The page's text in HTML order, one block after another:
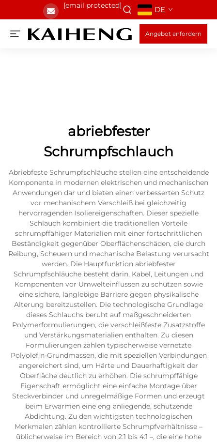
[email protected] DE
Angebot anfordern
abriebfester
Schrumpfschlauch
Abriebfeste Schrumpfschläuche stellen eine entscheidende
Komponente in modernen elektrischen und mechanischen
Anwendungen dar und bieten einen verbesserten Schutz
vor mechanischem Verschleiß bei gleichzeitig
hervorragenden Isoliereigenschaften. Dieser spezielle
Schlauch kombiniert die traditionellen Vorteile
schrumpffähiger Materialien mit einer fortschrittlichen
Beständigkeit gegenüber Oberflächenschäden, die durch
Reibung, Scheuern und mechanische Belastung verursacht
werden. Die Hauptfunktion abriebfester
Schrumpfschläuche besteht darin, Kabel, Leitungen und
Komponenten vor Umwelteinflüssen zu schützen sowie
eine sichere, langlebige Barriere gegen physikalische
Alterung bereitzustellen. Die technologische Grundlage
dieses Schlauchs beruht auf maßgeschneiderten
Polymerformulierungen, die verschleißfeste Zusatzstoffe
und Verstärkungsmaterialien enthalten. Zu diesen
Formulierungen zählen typischerweise vernetzte
Polyolefin-Grundmassen, die mit speziellen Verbindungen
angereichert sind, um Härte und Dauerhaftigkeit der
Oberfläche deutlich zu erhöhen. Die schrumpffähige
Eigenschaft ermöglicht eine einfache Montage über
Steckverbinder und unregelmäßige Formen und erzeugt
beim Erwärmen eine eng anliegende, schützende
Abdichtung. Zu den wichtigsten technologischen
Merkmalen zählen kontrollierte Schrumpfverhältnisse –
üblicherweise im Bereich von 2:1 bis 4:1 –, die eine hohe